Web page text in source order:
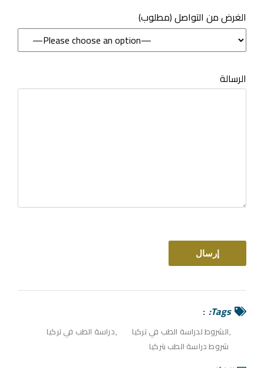
(مطلوب) الغرض من التواصل
الرسالة
Tags:
الشروط لدراسة الطب في تركيا
دراسة الطب في تركيا
شروط دراسة الطب بتركيا